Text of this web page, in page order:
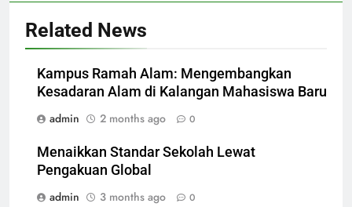
Related News
Kampus Ramah Alam: Mengembangkan
Kesadaran Alam di Kalangan Mahasiswa Baru
admin
2 months ago 0
Menaikkan Standar Sekolah Lewat
Pengakuan Global
admin
3 months ago 0